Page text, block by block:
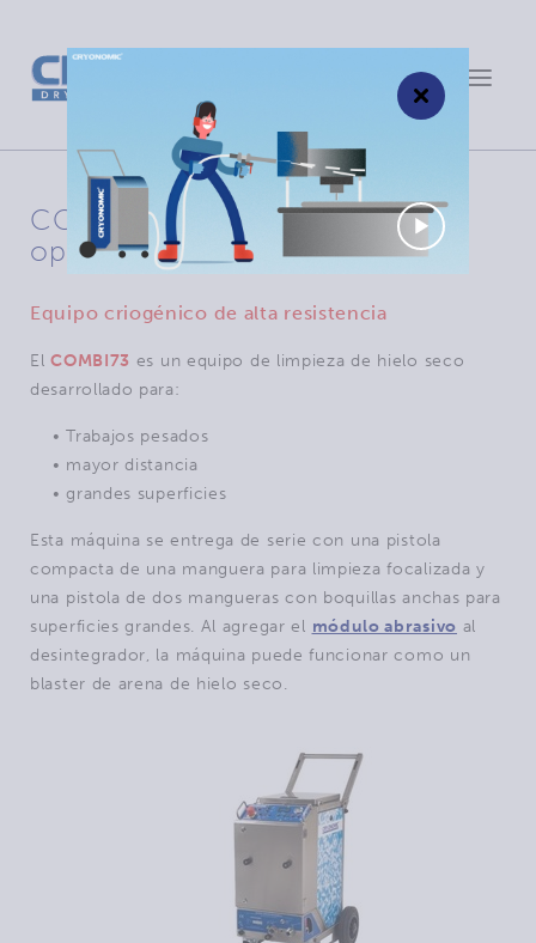
Toggle
COMBI73: control remoto en
opción
Equipo criogénico de alta resistencia
ElCOMBI73 es un equipo de limpieza de hielo seco
desarrollado para:
• Trabajos pesados
• mayor distancia
• grandes superficies
Esta máquina se entrega de serie con una pistola
compacta de una manguera para limpieza focalizada y
una pistola de dos mangueras con boquillas anchas para
superficies grandes. Al agregar el módulo abrasivo al
desintegrador, la máquina puede funcionar como un
blaster de arena de hielo seco.
×